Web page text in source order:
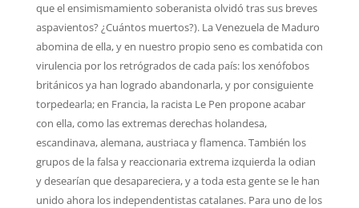
que el ensimismamiento soberanista olvidó tras sus breves
aspavientos? ¿Cuántos muertos?). La Venezuela de Maduro
abomina de ella, y en nuestro propio seno es combatida con
virulencia por los retrógrados de cada país: los xenófobos
británicos ya han logrado abandonarla, y por consiguiente
torpedearla; en Francia, la racista Le Pen propone acabar
con ella, como las extremas derechas holandesa,
escandinava, alemana, austriaca y flamenca. También los
grupos de la falsa y reaccionaria extrema izquierda la odian
y desearían que desapareciera, y a toda esta gente se le han
unido ahora los independentistas catalanes. Para uno de los